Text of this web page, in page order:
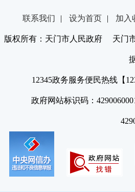
联系我们 | 设为首页 | 加入
版权所有：天门市人民政府 天门
12345政务服务便民热线【
政府网站标识码：